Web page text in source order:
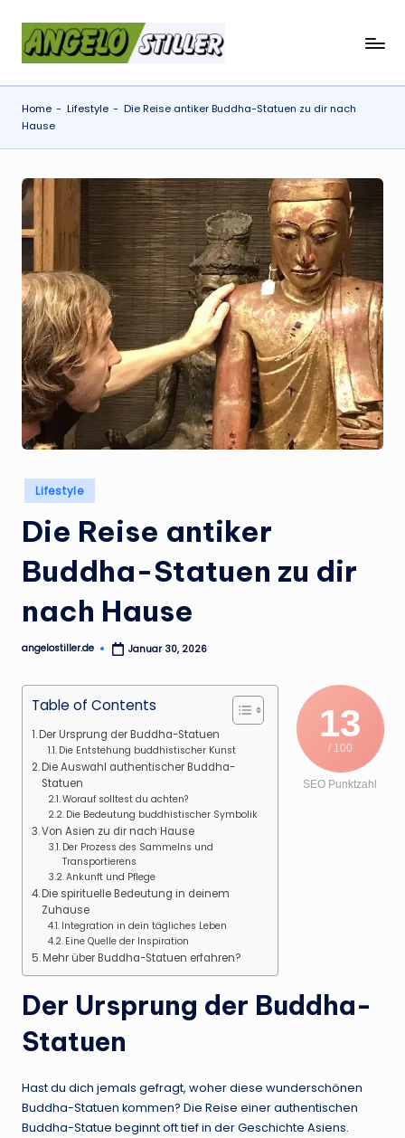
a
n
g
e
l
o
s
t
il
l
e
r
.
d
e
Home - Lifestyle - Die Reise antiker Buddha-Statuen zu dir nach
Hause
Posted
in
Lifestyle
Die Reise antiker
Buddha-Statuen zu dir
nach Hause
Posted
angelostiller.de Januar 30, 2026
13
/ 100
SEO Punktzahl
Table of Contents
Der Ursprung der Buddha-Statuen
Die Entstehung buddhistischer Kunst
Die Auswahl authentischer Buddha-
Statuen
Worauf solltest du achten?
Die Bedeutung buddhistischer Symbolik
Von Asien zu dir nach Hause
Der Prozess des Sammelns und
Transportierens
Ankunft und Pflege
Die spirituelle Bedeutung in deinem
Zuhause
Integration in dein tägliches Leben
Eine Quelle der Inspiration
Mehr über Buddha-Statuen erfahren?
Der Ursprung der Buddha-
Statuen
Hast du dich jemals gefragt, woher diese wunderschönen
Buddha-Statuen kommen? Die Reise einer authentischen
Buddha-Statue beginnt oft tief in der Geschichte Asiens.